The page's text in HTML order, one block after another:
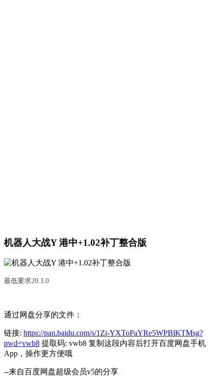
机器人大战Y 港中+1.02补丁整合版
最低要求20.3.0
通过网盘分享的文件：
链接: https://pan.baidu.com/s/1Zi-YXToPaYRe5WPBlKTMsg?
pwd=vwb8 提取码: vwb8 复制这段内容后打开百度网盘手机
App，操作更方便哦
--来自百度网盘超级会员v5的分享